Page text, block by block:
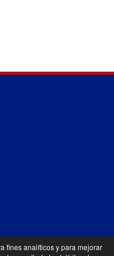
fines analíticos y para mejorar